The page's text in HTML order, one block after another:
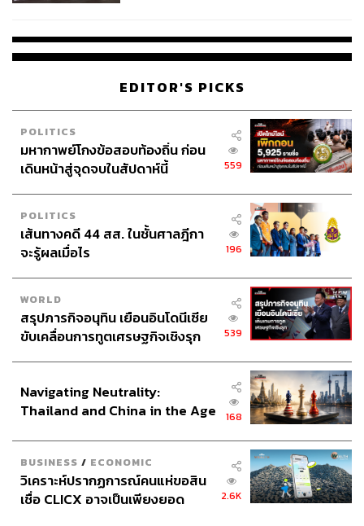
กัน อยากรู้ว่านิยามความสวยในแบบของหมอแพรคือ
แบบไหน
หมอแพร:ถ้าความสวยในมุมเรา ที่คิดว่าสวยแล้วคือ ภายใน
เราต้องสวยด้วยทัศนคติในการใช้ชีวิตแต่ละวัน เพราะว่ามิติ
ความสุขในชีวิตมันไม่ใช่แค่ความสวยจากหน้าตา มันรวมทั้ง
ครอบครัว การออกกำลังกาย การที่ได้มีเวลาไปใช้ชีวิต ทำ
ที่เราเกิดมาหนึ่งชีวิตละ
ส่วนความสวยในรูปแบบภายนอกเนี่ย เราก็เติมเต็มในจุดที่มัน
พร่องไป ดูแลให้มันไม่ไปเกินอายุเรา แล้วที่สำคัญก็ต้องมี
EDITOR'S PICKS
POLITICS
มหากาพย์โกงข้อสอบท้องถิ่น ก่อน
เดินหน้าสู่จุดจบในสัปดาห์นี้
559
POLITICS
เส้นทางคดี 44 สส. ในชั้นศาลฎีกา
จะรู้ผลเมื่อไร
196
WORLD
สรุปภารกิจอนุทิน เยือนอินโดนีเซีย
ขับเคลื่อนการทูตเศรษฐกิจเชิงรุก
539
Navigating Neutrality:
Thailand and China in the Age
168
BUSINESS / ECONOMIC
วิเคราะห์ปรากฏการณ์คนแห่ขอสิน
เชื่อ CLICX อาจเป็นเพียงยอด
2.6K